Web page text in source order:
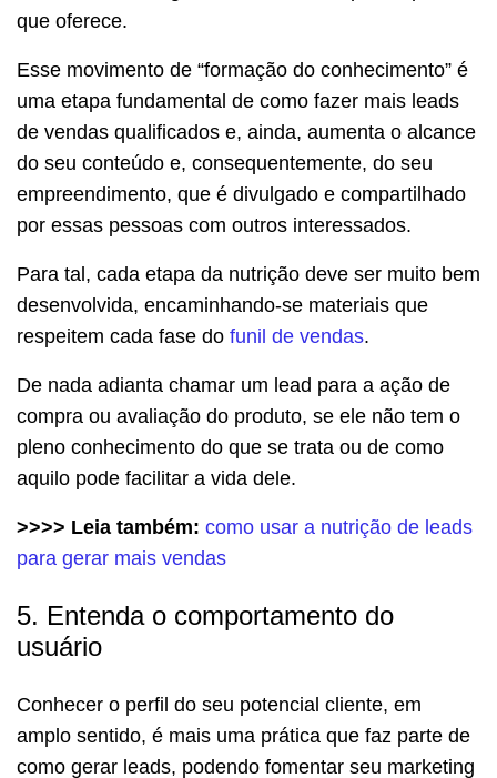
que oferece.
Esse movimento de “formação do conhecimento” é
uma etapa fundamental de como fazer mais leads
de vendas qualificados e, ainda, aumenta o alcance
do seu conteúdo e, consequentemente, do seu
empreendimento, que é divulgado e compartilhado
por essas pessoas com outros interessados.
Para tal, cada etapa da nutrição deve ser muito bem
desenvolvida, encaminhando-se materiais que
respeitem cada fase do funil de vendas.
De nada adianta chamar um lead para a ação de
compra ou avaliação do produto, se ele não tem o
pleno conhecimento do que se trata ou de como
aquilo pode facilitar a vida dele.
>>>> Leia também: como usar a nutrição de leads
para gerar mais vendas
5. Entenda o comportamento do
usuário
Conhecer o perfil do seu potencial cliente, em
amplo sentido, é mais uma prática que faz parte de
como gerar leads, podendo fomentar seu marketing